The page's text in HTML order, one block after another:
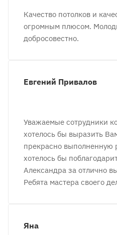
Качество потолков и
огромным плюсом.
добросовестно.
Евгений Привалов
Уважаемые сотрудники
хотелось бы выразить
прекрасно выполненную
хотелось бы
Александра за отлично
Ребята мастера своего
Яна